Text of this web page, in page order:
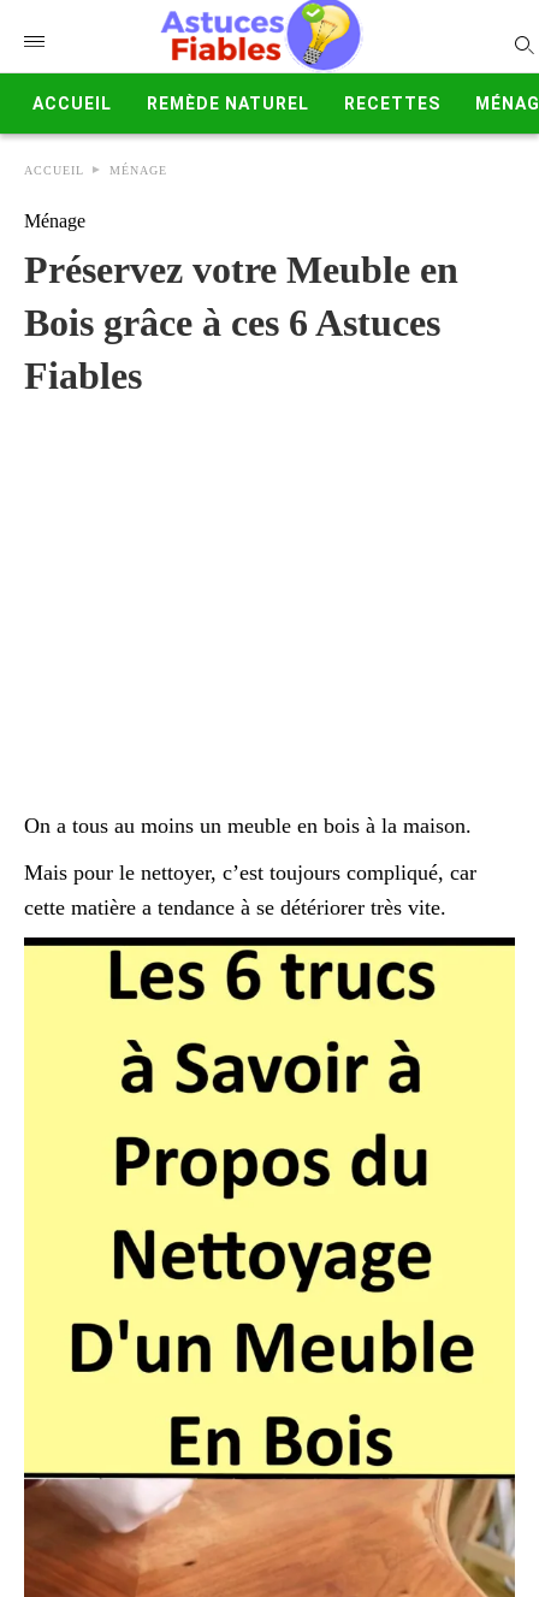
ACCUEIL REMÈDE NATUREL RECETTES
ACCUEIL MÉNAGE
Ménage
Préservez votre Meuble en
Bois grâce à ces 6 Astuces
Fiables
On a tous au moins un meuble en bois à la maison.
Mais pour le nettoyer, c’est toujours compliqué, car
cette matière a tendance à se détériorer très vite.